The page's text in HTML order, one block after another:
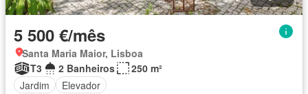
5 500 €/mês
Santa Maria Maior, Lisboa
T3
2 Banheiros
250 m²
Jardim
Elevador